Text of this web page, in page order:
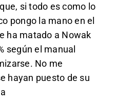
si todo es como lo
pongo la mano en el
ha matado a Nowak
según el manual
No me
hayan puesto de su